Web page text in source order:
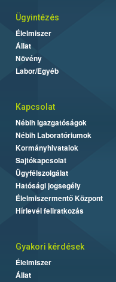
Ügyintézés
Élelmiszer
Állat
Növény
Labor/Egyéb
Kapcsolat
Nébih Igazgatóságok
Nébih Laboratóriumok
Kormányhivatalok
Sajtókapcsolat
Ügyfélszolgálat
Hatósági jogsegély
Élelmiszermentő Központ
Hírlevél feliratkozás
Gyakori kérdések
Élelmiszer
Állat